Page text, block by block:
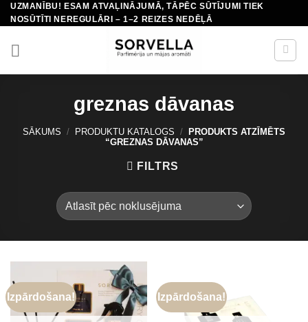
Skip
to
content
UZMANĪBU! ESAM ATVAĻINĀJUMĀ, TĀPĒC SŪTĪJUMI TIEK
NOSŪTĪTI NEREGULĀRI – 1–2 REIZES NEDĒĻĀ
greznas dāvanas
SĀKUMS / PRODUKTU KATALOGS /
PRODUKTS ATZĪMĒTS
“GREZNAS DĀVANAS”
FILTRS
Izpārdošana! Izpārdošana!